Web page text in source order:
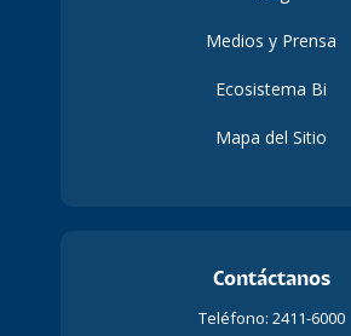
Medios y Prensa
Ecosistema Bi
Mapa del Sitio
Contáctanos
Teléfono: 2411-6000